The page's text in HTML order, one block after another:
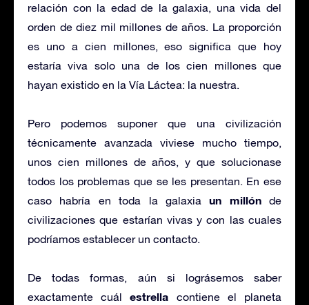
relación con la edad de la galaxia, una vida del
orden de diez mil millones de años. La proporción
es uno a cien millones, eso significa que hoy
estaría viva solo una de los cien millones que
hayan existido en la Vía Láctea: la nuestra.
Pero podemos suponer que una civilización
técnicamente avanzada viviese mucho tiempo,
unos cien millones de años, y que solucionase
todos los problemas que se les presentan. En ese
caso habría en toda la galaxiaun millónde
civilizaciones que estarían vivas y con las cuales
podríamos establecer un contacto.
De todas formas, aún si lográsemos saber
exactamente cuálestrella contiene el planeta